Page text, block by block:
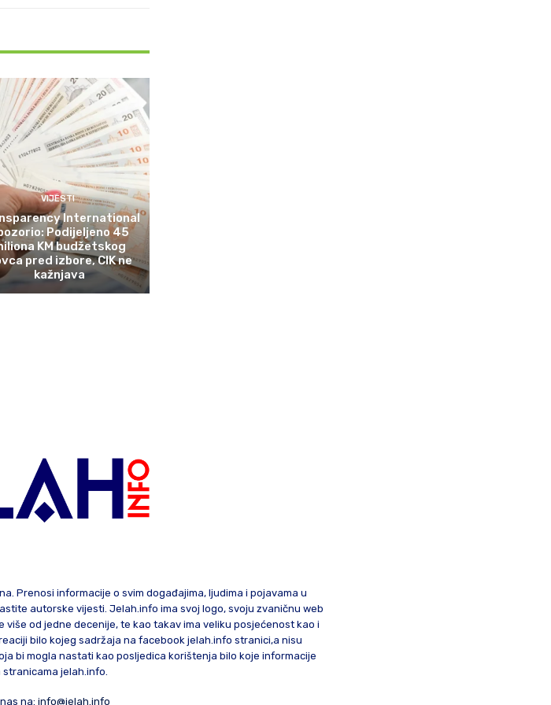
VIJESTI
International
Podijeljeno 45
KM budžetskog
pred izbore, CIK ne
kažnjava
Prenosi informacije o svim događajima, ljudima i pojavama u
autorske vijesti. Jelah.info ima svoj logo, svoju zvaničnu web
od jedne decenije, te kao takav ima veliku posjećenost kao i
bilo kojeg sadržaja na facebook jelah.info stranici,a nisu
bi mogla nastati kao posljedica korištenja bilo koje informacije
stranicama jelah.info.
na: info@jelah.info